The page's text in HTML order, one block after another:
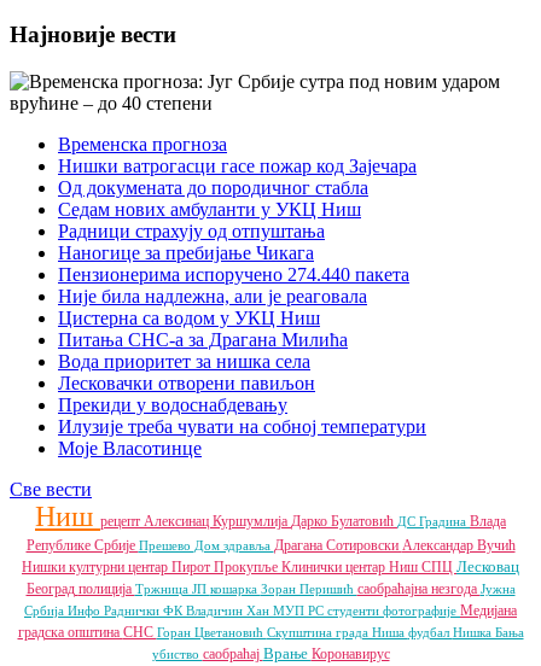
Најновије вести
Временска прогноза
Нишки ватрогасци гасе пожар код Зајечара
Од докумената до породичног стабла
Седам нових амбуланти у УКЦ Ниш
Радници страхују од отпуштања
Наногице за пребијање Чикага
Пензионерима испоручено 274.440 пакета
Није била надлежна, али је реаговала
Цистерна са водом у УКЦ Ниш
Питања СНС-а за Драгана Милића
Вода приоритет за нишка села
Лесковачки отворени павиљон
Прекиди у водоснабдевању
Илузије треба чувати на собној температури
Моје Власотинце
Све вести
Ниш рецепт Алексинац Куршумлија Дарко Булатовић ДС Градина Влада
Републике Србије Прешево Дом здравља Драгана Сотировски Александар Вучић
Нишки културни центар Пирот Прокупље Клинички центар Ниш СПЦ Лесковац
Београд полиција Тржница ЈП кошарка Зоран Перишић саобраћајна незгода Јужна
Србија Инфо Раднички ФК Владичин Хан МУП РС студенти фотографије Медијана
градска општина СНС Горан Цветановић Скупштина града Ниша фудбал Нишка Бања
убиство саобраћај Врање Коронавирус